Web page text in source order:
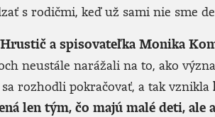
s rodičmi, keď už sami nie sme
a spisovateľka Monika
neustále narážali na to, ako
rozhodli pokračovať, a tak vznikla
len tým, čo majú malé deti, ale